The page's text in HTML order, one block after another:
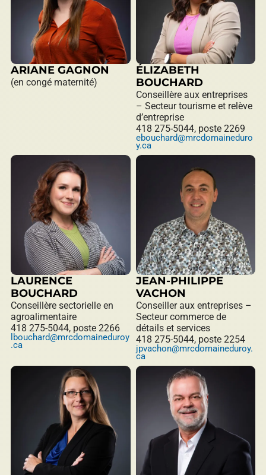
ARIANE GAGNON
(en congé maternité)
ÉLIZABETH
BOUCHARD
Conseillère aux entreprises
– Secteur tourisme et relève
d’entreprise
418 275-5044, poste 2269
ebouchard@mrcdomaineduro
y.ca
LAURENCE
BOUCHARD
Conseillère sectorielle en
agroalimentaire
418 275-5044, poste 2266
lbouchard@mrcdomaineduroy
.ca
JEAN-PHILIPPE
VACHON
Conseiller aux entreprises –
Secteur commerce de
détails et services
418 275-5044, poste 2254
jpvachon@mrcdomaineduroy.
ca